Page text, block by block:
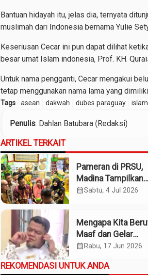
Bantuan hidayah itu, jelas dia, ternyata
muslimah dari Indonesia bernama Yulie
Keseriusan Cecar ini pun dapat dilihat
besar umat Islam indonesia, Prof. KH.
Untuk nama pengganti, Cecar mengakui
tetap menggunakan nama lama yang
Tags asean dakwah dubes paraguay islam
Penulis: Dahlan Batubara (Redaksi)
ARTIKEL TERKAIT
Pameran di PRSU,
Madina Tampilkan
Produk UMKM
calendar_monthSabtu, 4 Jul 2026
Mengapa Kita
Maaf dan Gelar
Pahlawan pada
calendar_month Rabu, 17 Jun 2026
REKOMENDASI UNTUK ANDA